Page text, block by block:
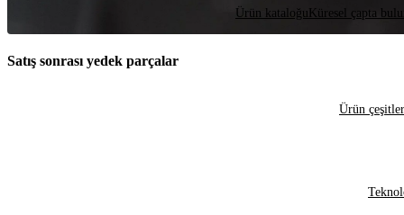
Ürün kataloğu Küresel çapta
Satış sonrası yedek parçalar
Ürün